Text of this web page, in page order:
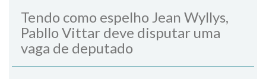
Tendo como espelho Jean Wyllys,
Pabllo Vittar deve disputar uma
vaga de deputado